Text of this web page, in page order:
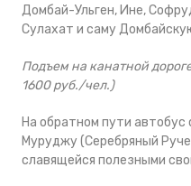
Домбай-Ульген, Ине,
Сулахат и саму
Подъем на канатной
1600 руб./чел.)
На обратном пути автобус
Муруджу (Серебряный
славящейся полезными